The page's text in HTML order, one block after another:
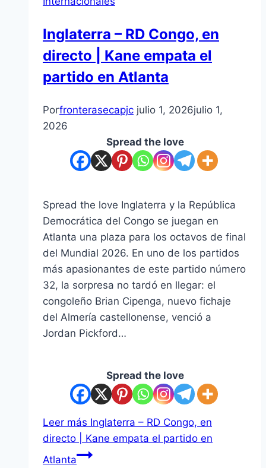
Inglaterra – RD Congo, en
directo | Kane empata el
partido en Atlanta
Porfronterasecapjc julio 1, 2026julio 1,
2026
Spread the love
Spread the love Inglaterra y la República
Democrática del Congo se juegan en
Atlanta una plaza para los octavos de final
del Mundial 2026. En uno de los partidos
más apasionantes de este partido número
32, la sorpresa no tardó en llegar: el
congoleño Brian Cipenga, nuevo fichaje
del Almería castellonense, venció a
Jordan Pickford…
Spread the love
Leer más Inglaterra – RD Congo, en
directo | Kane empata el partido en
Atlanta